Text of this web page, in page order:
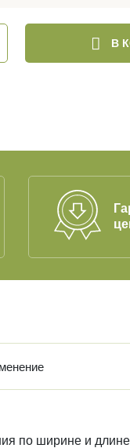
В
по ширине и